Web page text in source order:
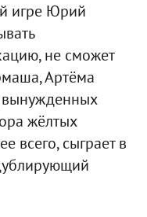
игре Юрий
не сможет
Артёма
вынужденных
жёлтых
всего, сыграет в